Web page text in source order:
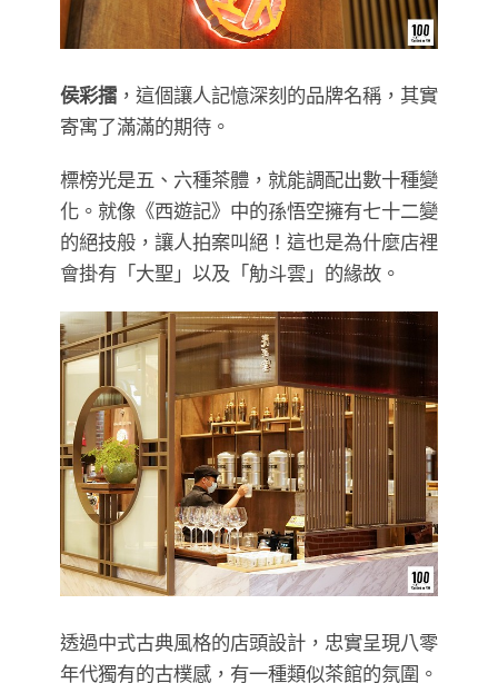
侯彩擂 ，這個讓人記憶深刻的品牌名稱，其實
寄寓了滿滿的期待。
標榜光是五、六種茶體，就能調配出數十種變
化。就像《西遊記》中的孫悟空擁有七十二變
的絕技般，讓人拍案叫絕！這也是為什麼店裡
會掛有「大聖」以及「觔斗雲」的緣故。
透過中式古典風格的店頭設計，忠實呈現八零
年代獨有的古樸感，有一種類似茶館的氛圍。